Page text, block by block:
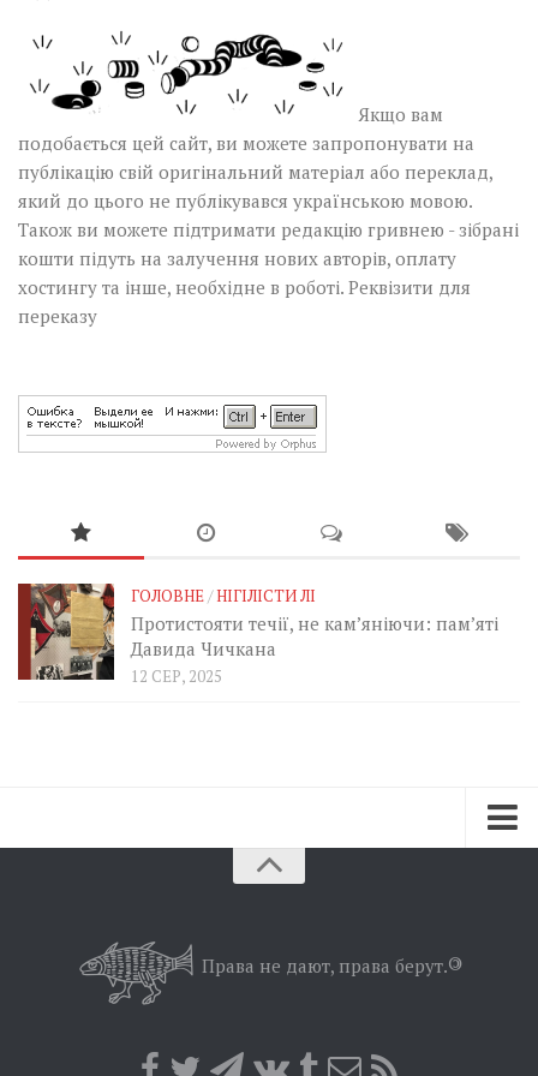
Якщо вам
подобається цей сайт, ви можете запропонувати на
публікацію свій оригінальний матеріал або переклад,
який до цього не публікувався українською мовою.
Також ви можете підтримати редакцію гривнею - зібрані
кошти підуть на залучення нових авторів, оплату
хостингу та інше, необхідне в роботі. Реквізити для
переказу
ГОЛОВНЕ/НІГІЛІСТИ ЛІ
Протистояти течії, не кам’яніючи: пам’яті
Давида Чичкана
12 СЕР, 2025
Позиція
Права не дают, права берут.©